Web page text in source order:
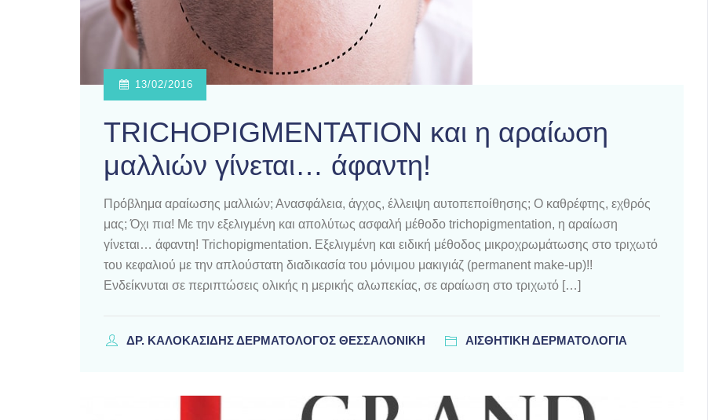
13/02/2016
TRICHOPIGMENTATION και η αραίωση
μαλλιών γίνεται… άφαντη!
Πρόβλημα αραίωσης μαλλιών; Ανασφάλεια, άγχος, έλλειψη αυτοπεποίθησης; Ο καθρέφτης, εχθρός
μας; Όχι πια! Με την εξελιγμένη και απολύτως ασφαλή μέθοδο trichopigmentation, η αραίωση
γίνεται… άφαντη! Trichopigmentation. Εξελιγμένη και ειδική μέθοδος μικροχρωμάτωσης στο τριχωτό
του κεφαλιού με την απλούστατη διαδικασία του μόνιμου μακιγιάζ (permanent make-up)!!
Ενδείκνυται σε περιπτώσεις ολικής η μερικής αλωπεκίας, σε αραίωση στο τριχωτό […]
ΔΡ. ΚΑΛΟΚΑΣΊΔΗΣ ΔΕΡΜΑΤΟΛΌΓΟΣ ΘΕΣΣΑΛΟΝΊΚΗ ΑΙΣΘΗΤΙΚΗ ΔΕΡΜΑΤΟΛΟΓΙΑ